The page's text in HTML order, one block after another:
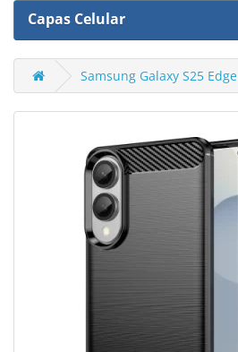
Capas Celular
Samsung Galaxy S25 Edge